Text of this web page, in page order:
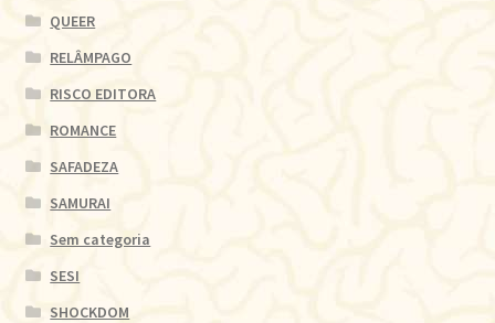
QUEER
RELÂMPAGO
RISCO EDITORA
ROMANCE
SAFADEZA
SAMURAI
Sem categoria
SESI
SHOCKDOM